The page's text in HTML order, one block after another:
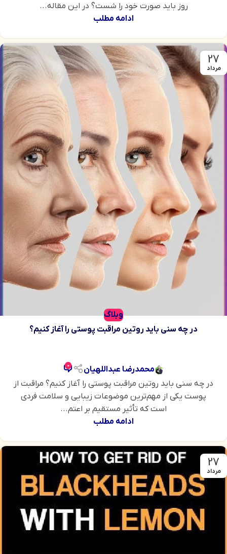
روز باید صورت خود را شست؟ در این مقاله...
ادامه مطلب
27
مرداد
وبلاگ
در چه سنی باید روتین مراقبت پوستی را آغاز کنیم؟
محمدرضا عبداللهیان 0
در چه سنی باید روتین مراقبت پوستی را آغاز کنیم؟ مراقبت از
پوست یکی از مهم‌ترین موضوعات زیبایی و سلامت فردی
است که تأثیر مستقیم بر اعتم...
ادامه مطلب
27
مرداد